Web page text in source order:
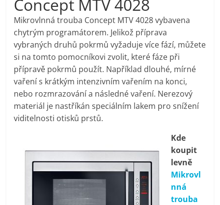
pračky,
televize,
notebooky,
mobilní
telefony,
kávovary,
bazény
Concept MTV 4028
Mikrovlnná trouba Concept MTV 4028 vybavena
chytrým programátorem. Jelikož příprava
vybraných druhů pokrmů vyžaduje více fází, můžete
si na tomto pomocníkovi zvolit, které fáze při
přípravě pokrmů použít. Například dlouhé, mírné
vaření s krátkým intenzivním vařením na konci,
nebo rozmrazování a následné vaření. Nerezový
materiál je nastříkán speciálním lakem pro snížení
viditelnosti otisků prstů.
Kde
koupit
levně
Mikrovl
nná
trouba